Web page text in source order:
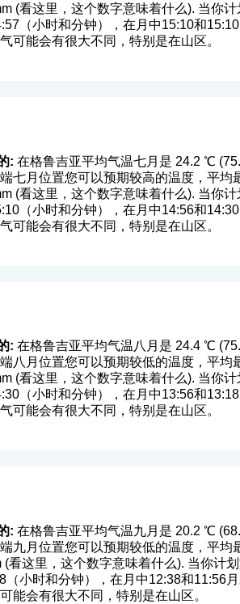
(看这里，这个数字意味着什么). 当你
（小时和分钟），在月中15:10和
可能会有很大不同，特别是在山区。
: 在格鲁吉亚平均气温七月是 24.2 ℃
七月位置您可以预期较高的温度，平
(看这里，这个数字意味着什么). 当你
（小时和分钟），在月中14:56和
可能会有很大不同，特别是在山区。
: 在格鲁吉亚平均气温八月是 24.4 ℃
八月位置您可以预期较低的温度，平
(看这里，这个数字意味着什么). 当你
（小时和分钟），在月中13:56和
可能会有很大不同，特别是在山区。
: 在格鲁吉亚平均气温九月是 20.2 ℃
九月位置您可以预期较低的温度，平
(看这里，这个数字意味着什么). 当你计
小时和分钟），在月中12:38和11:56
能会有很大不同，特别是在山区。